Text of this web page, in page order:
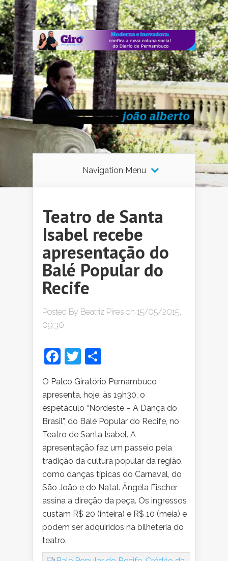
Navigation Menu
Teatro de Santa
Isabel recebe
apresentação do
Balé Popular do
Recife
Posted By Beatriz Pires on 15/05/2015,
09:30
Facebook
Twitter
O Palco Giratório Pernambuco
apresenta, hoje, às 19h30, o
espetáculo “Nordeste – A Dança do
Brasil”, do Balé Popular do Recife, no
Teatro de Santa Isabel. A
apresentação faz um passeio pela
tradição da cultura popular da região,
como danças típicas do Carnaval, do
São João e do Natal. Ângela Fischer
assina a direção da peça. Os ingressos
custam R$ 20 (inteira) e R$ 10 (meia) e
podem ser adquiridos na bilheteria do
teatro.